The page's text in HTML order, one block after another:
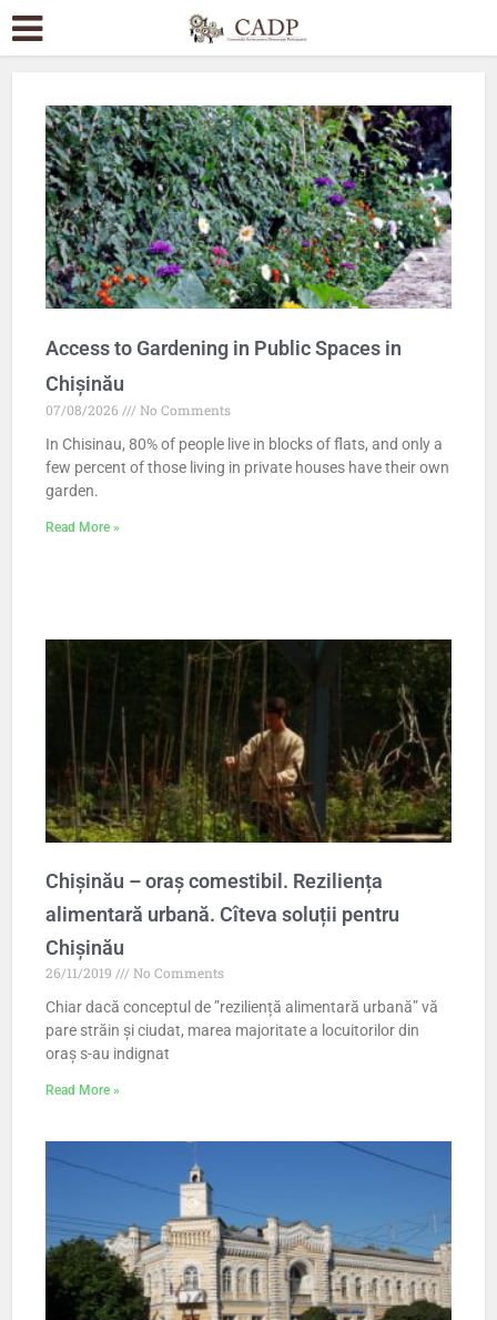
Access to Gardening in Public Spaces in
Chișinău
07/08/2026
No Comments
In Chisinau, 80% of people live in blocks of flats, and only a
few percent of those living in private houses have their own
garden.
Read More »
Chișinău – oraș comestibil. Reziliența
alimentară urbană. Cîteva soluții pentru
Chișinău
26/11/2019
No Comments
Chiar dacă conceptul de ”reziliență alimentară urbană” vă
pare străin și ciudat, marea majoritate a locuitorilor din
oraș s-au indignat
Read More »